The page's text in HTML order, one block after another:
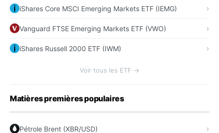
iShares Core MSCI Emerging Markets ETF (IEMG)
Vanguard FTSE Emerging Markets ETF (VWO)
iShares Russell 2000 ETF (IWM)
Voir tous les ETF →
Matières premières populaires
Pétrole Brent (XBR/USD)